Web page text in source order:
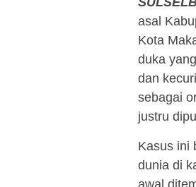
asal
Kota
duka
dan
sebagai
justru
Kasus ini
dunia di
awal